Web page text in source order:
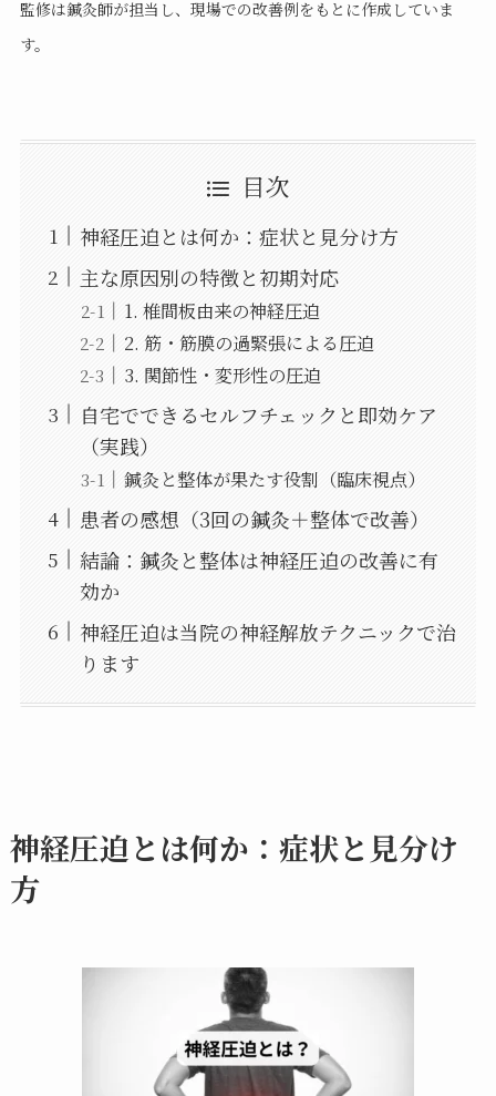
監修は鍼灸師が担当し、現場での改善例をもとに作成していま
す。
目次
神経圧迫とは何か：症状と見分け方
主な原因別の特徴と初期対応
1. 椎間板由来の神経圧迫
2. 筋・筋膜の過緊張による圧迫
3. 関節性・変形性の圧迫
自宅でできるセルフチェックと即効ケア
（実践）
鍼灸と整体が果たす役割（臨床視点）
患者の感想（3回の鍼灸＋整体で改善）
結論：鍼灸と整体は神経圧迫の改善に有
効か
神経圧迫は当院の神経解放テクニックで治
ります
神経圧迫とは何か：症状と見分け
方